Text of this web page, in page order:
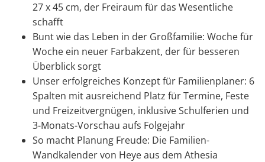
27 x 45 cm, der Freiraum für das Wesentliche
schafft
Bunt wie das Leben in der Großfamilie: Woche für
Woche ein neuer Farbakzent, der für besseren
Überblick sorgt
Unser erfolgreiches Konzept für Familienplaner: 6
Spalten mit ausreichend Platz für Termine, Feste
und Freizeitvergnügen, inklusive Schulferien und
3-Monats-Vorschau aufs Folgejahr
So macht Planung Freude: Die Familien-
Wandkalender von Heye aus dem Athesia